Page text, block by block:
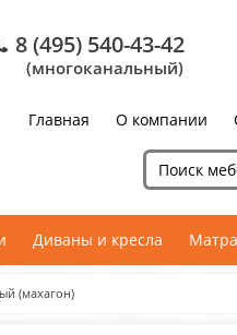
8 (495) 540-43-42
(многоканальный)
Главная О компании
Диваны и кресла
(махагон)